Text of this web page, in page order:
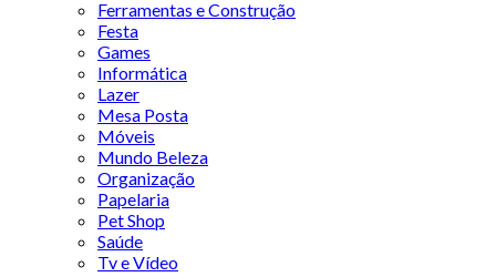
Ferramentas e Construção
Festa
Games
Informática
Lazer
Mesa Posta
Móveis
Mundo Beleza
Organização
Papelaria
Pet Shop
Saúde
Tv e Vídeo